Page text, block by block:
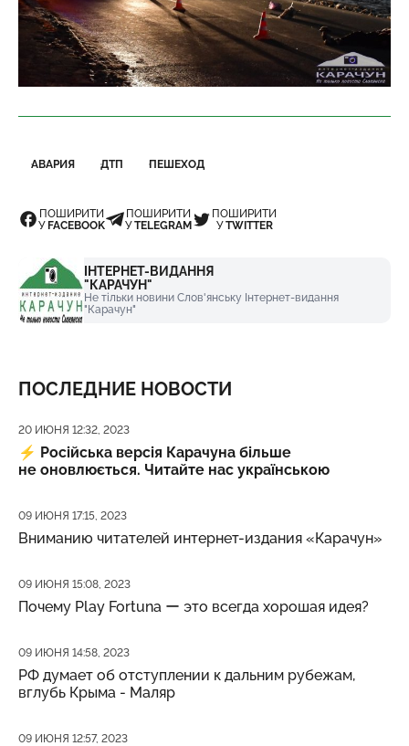
АВАРИЯ ДТП ПЕШЕХОД
ПОШИРИТИ
УFACEBOOK
ПОШИРИТИ
УTELEGRAM
ПОШИРИТИ
УTWITTER
ІНТЕРНЕТ-ВИДАННЯ
"КАРАЧУН"
Не тільки новини Слов'янську Інтернет-видання
"Карачун"
ПОСЛЕДНИЕ НОВОСТИ
Дата публикации
20 ИЮНЯ 12:32, 2023
⚡️ Російська версія Карачуна більше
не оновлюється. Читайте нас українською
Дата публикации
09 ИЮНЯ 17:15, 2023
Вниманию читателей интернет-издания «Карачун»
Дата публикации
09 ИЮНЯ 15:08, 2023
Почему Play Fortuna ー это всегда хорошая идея?
Дата публикации
09 ИЮНЯ 14:58, 2023
РФ думает об отступлении к дальним рубежам,
вглубь Крыма - Маляр
Дата публикации
09 ИЮНЯ 12:57, 2023